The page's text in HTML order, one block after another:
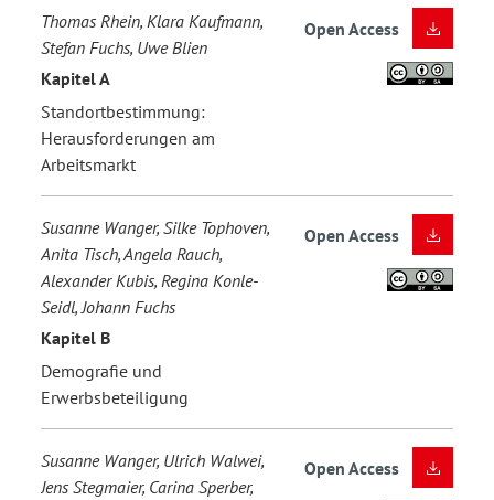
Thomas Rhein, Klara Kaufmann,
Stefan Fuchs, Uwe Blien
Kapitel A
Standortbestimmung:
Herausforderungen am
Arbeitsmarkt
Open Access
Susanne Wanger, Silke Tophoven,
Anita Tisch, Angela Rauch,
Alexander Kubis, Regina Konle-
Seidl, Johann Fuchs
Kapitel B
Demografie und
Erwerbsbeteiligung
Open Access
Susanne Wanger, Ulrich Walwei,
Jens Stegmaier, Carina Sperber,
Open Access